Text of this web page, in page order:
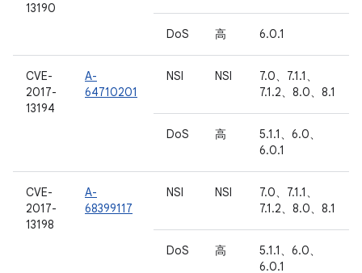
13190
DoS 高 6.0.1
CVE-
2017-
13194
A-
64710201
NSI NSI
7.0、7.1.1、
7.1.2、8.0、8.1
DoS 高
5.1.1、6.0、
6.0.1
CVE-
2017-
13198
A-
68399117
NSI NSI
7.0、7.1.1、
7.1.2、8.0、8.1
DoS 高
5.1.1、6.0、
6.0.1